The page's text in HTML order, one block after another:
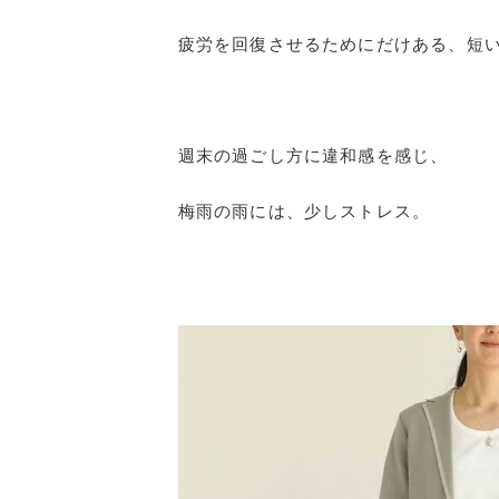
疲労を回復させるためにだけある、短
週末の過ごし方に違和感を感じ、
梅雨の雨には、少しストレス。